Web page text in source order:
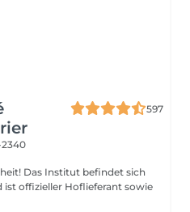
597
sich
ist offizieller Hoflieferant sowie